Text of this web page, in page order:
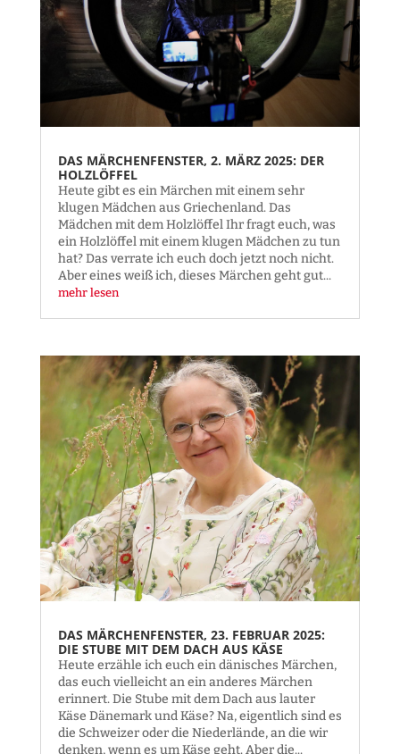
DAS MÄRCHENFENSTER, 2. MÄRZ 2025: DER
HOLZLÖFFEL
Heute gibt es ein Märchen mit einem sehr
klugen Mädchen aus Griechenland. Das
Mädchen mit dem Holzlöffel Ihr fragt euch, was
ein Holzlöffel mit einem klugen Mädchen zu tun
hat? Das verrate ich euch doch jetzt noch nicht.
Aber eines weiß ich, dieses Märchen geht gut...
mehr lesen
DAS MÄRCHENFENSTER, 23. FEBRUAR 2025:
DIE STUBE MIT DEM DACH AUS KÄSE
Heute erzähle ich euch ein dänisches Märchen,
das euch vielleicht an ein anderes Märchen
erinnert. Die Stube mit dem Dach aus lauter
Käse Dänemark und Käse? Na, eigentlich sind es
die Schweizer oder die Niederlände, an die wir
denken, wenn es um Käse geht. Aber die...